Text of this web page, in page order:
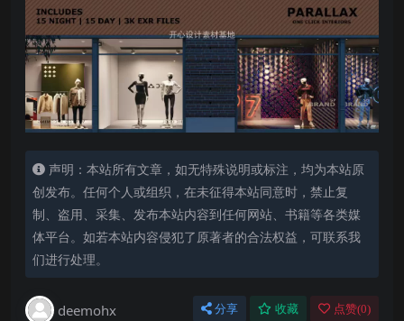
声明：本站所有文章，如无特殊说明或标注，均为本站原
创发布。任何个人或组织，在未征得本站同意时，禁止复
制、盗用、采集、发布本站内容到任何网站、书籍等各类媒
体平台。如若本站内容侵犯了原著者的合法权益，可联系我
们进行处理。
deemohx 分享 收藏 点赞(0)